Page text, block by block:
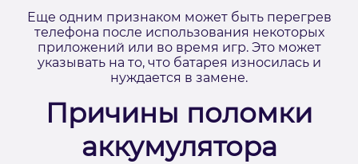
Еще одним признаком может быть перегрев
телефона после использования некоторых
приложений или во время игр. Это может
указывать на то, что батарея износилась и
нуждается в замене.
Причины поломки
аккумулятора